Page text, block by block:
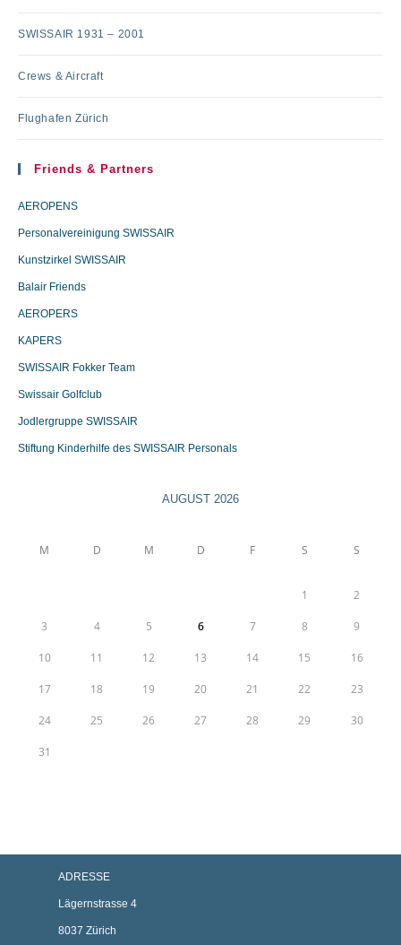
SWISSAIR 1931 – 2001
Crews & Aircraft
Flughafen Zürich
Friends & Partners
AEROPENS
Personalvereinigung SWISSAIR
Kunstzirkel SWISSAIR
Balair Friends
AEROPERS
KAPERS
SWISSAIR Fokker Team
Swissair Golfclub
Jodlergruppe SWISSAIR
Stiftung Kinderhilfe des SWISSAIR Personals
AUGUST 2026
M D M D F S S
1 2
3 4 5 6 7 8 9
10 11 12 13 14 15 16
17 18 19 20 21 22 23
24 25 26 27 28 29 30
31
ADRESSE
Lägernstrasse 4
8037 Zürich